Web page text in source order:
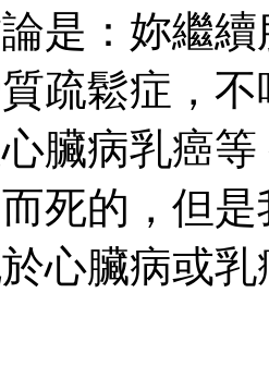
是：妳繼
疏鬆症，
臟病乳癌
死的，但
心臟病或